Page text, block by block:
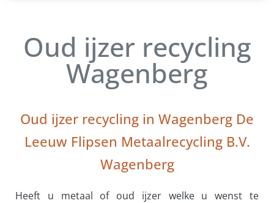
Oud ijzer recycling
Wagenberg
Oud ijzer recycling in Wagenberg De
Leeuw Flipsen Metaalrecycling B.V.
Wagenberg
Heeft u metaal of oud ijzer welke u wenst te